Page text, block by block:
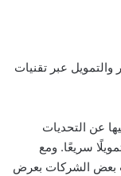
والتمويل عبر تقنيات
عن التحديات
سريعًا. ومع
بعض الشركات بعرض